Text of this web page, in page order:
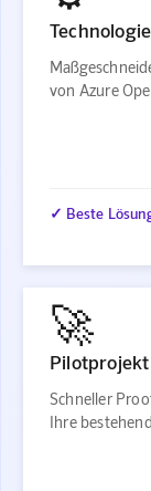
von Azure
✓ Beste
🚀
Schneller
Ihre